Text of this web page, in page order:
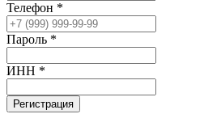
Телефон *
Пароль *
ИНН *
Регистрация